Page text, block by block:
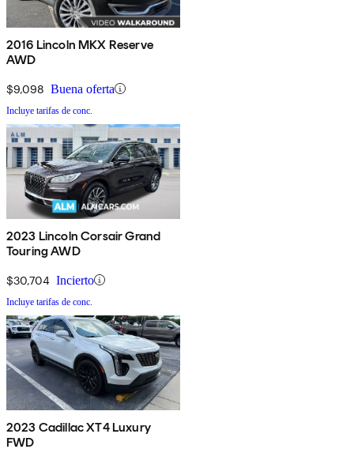
2016 Lincoln MKX Reserve
AWD
$9,098 Buena oferta
Incluye tarifas de conc.
2023 Lincoln Corsair Grand
Touring AWD
$30,704 Incierto
Incluye tarifas de conc.
2023 Cadillac XT4 Luxury
FWD